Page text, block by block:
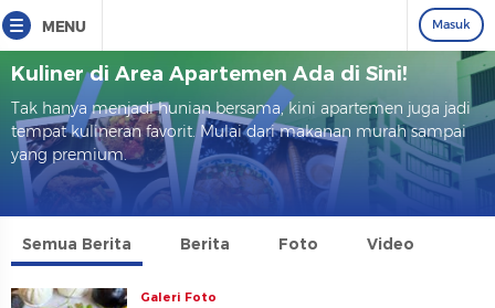
MENU Masuk
Kuliner di Area Apartemen Ada di Sini!
Tak hanya menjadi hunian bersama, kini apartemen juga jadi
tempat kulineran favorit. Mulai dari makanan murah sampai
yang premium.
Semua Berita Berita Foto Video
Galeri Foto